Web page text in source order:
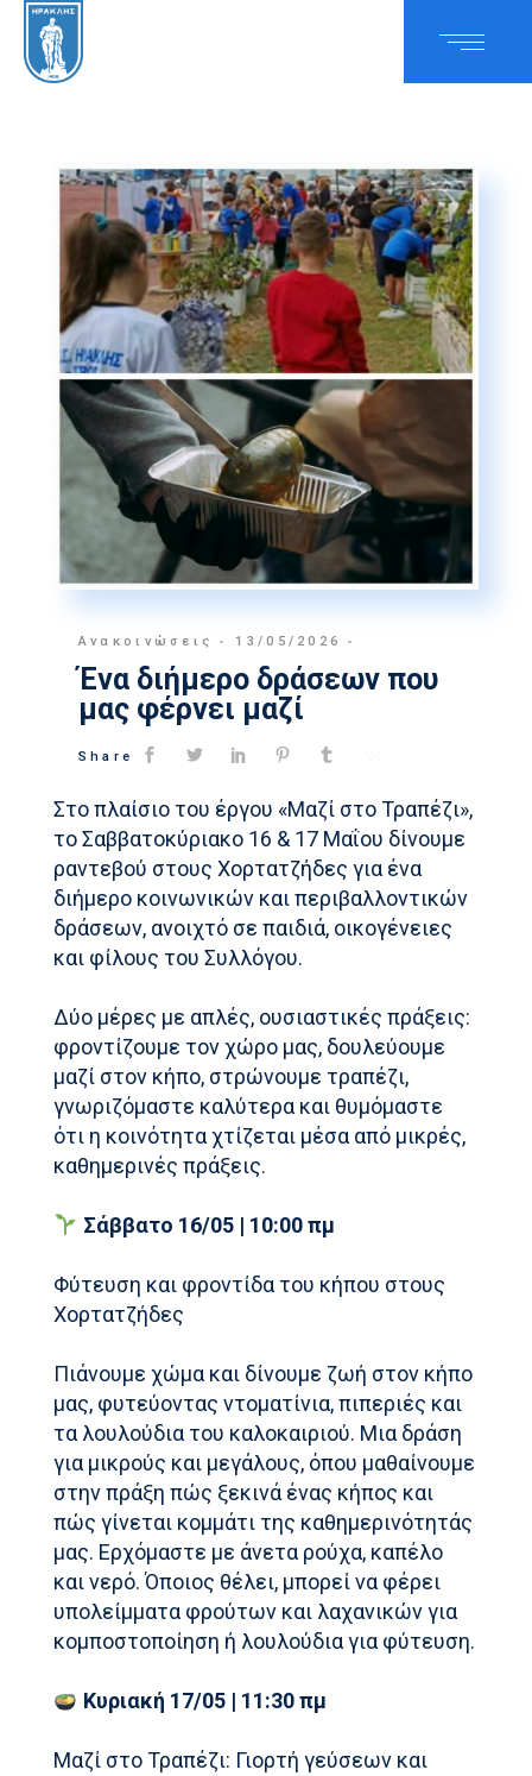
Ανακοινώσεις 13/05/2026
Ένα διήμερο δράσεων που
μας φέρνει μαζί
Share
Στο πλαίσιο του έργου «Μαζί στο Τραπέζι»,
το Σαββατοκύριακο 16 & 17 Μαΐου δίνουμε
ραντεβού στους Χορτατζήδες για ένα
διήμερο κοινωνικών και περιβαλλοντικών
δράσεων, ανοιχτό σε παιδιά, οικογένειες
και φίλους του Συλλόγου.
Δύο μέρες με απλές, ουσιαστικές πράξεις:
φροντίζουμε τον χώρο μας, δουλεύουμε
μαζί στον κήπο, στρώνουμε τραπέζι,
γνωριζόμαστε καλύτερα και θυμόμαστε
ότι η κοινότητα χτίζεται μέσα από μικρές,
καθημερινές πράξεις.
Σάββατο 16/05 | 10:00 πμ
Φύτευση και φροντίδα του κήπου στους
Χορτατζήδες
Πιάνουμε χώμα και δίνουμε ζωή στον κήπο
μας, φυτεύοντας ντοματίνια, πιπεριές και
τα λουλούδια του καλοκαιριού. Μια δράση
για μικρούς και μεγάλους, όπου μαθαίνουμε
στην πράξη πώς ξεκινά ένας κήπος και
πώς γίνεται κομμάτι της καθημερινότητάς
μας. Ερχόμαστε με άνετα ρούχα, καπέλο
και νερό. Όποιος θέλει, μπορεί να φέρει
υπολείμματα φρούτων και λαχανικών για
κομποστοποίηση ή λουλούδια για φύτευση.
Κυριακή 17/05 | 11:30 πμ
Μαζί στο Τραπέζι: Γιορτή γεύσεων και